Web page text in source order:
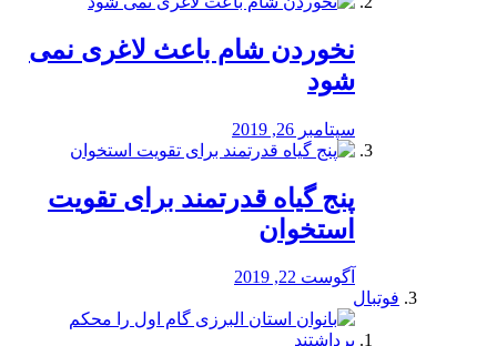
نخوردن شام باعث لاغری نمی
‌شود
سپتامبر 26, 2019
پنج گیاه قدرتمند برای تقویت
استخوان
آگوست 22, 2019
فوتبال